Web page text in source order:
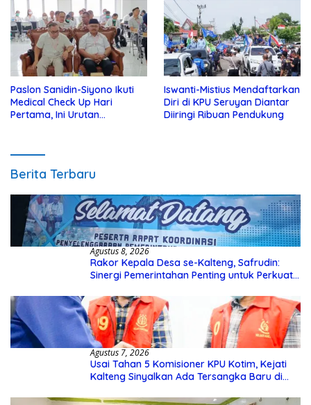
Paslon Sanidin-Siyono Ikuti
Medical Check Up Hari
Pertama, Ini Urutan
Iswanti-Mistius Mendaftarkan
Diri di KPU Seruyan Diantar
Diiringi Ribuan Pendukung
Berita Terbaru
Agustus 8, 2026
Rakor Kepala Desa se-Kalteng, Safrudin:
Sinergi Pemerintahan Penting untuk Perkuat
Agustus 7, 2026
Usai Tahan 5 Komisioner KPU Kotim, Kejati
Kalteng Sinyalkan Ada Tersangka Baru di